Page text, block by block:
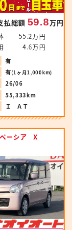
払総額 59.8万円
55.2万円
4.6万円
有
有(1ヶ月1,000km)
26/06
55,333km
Ｉ ＡＴ
ーシア X